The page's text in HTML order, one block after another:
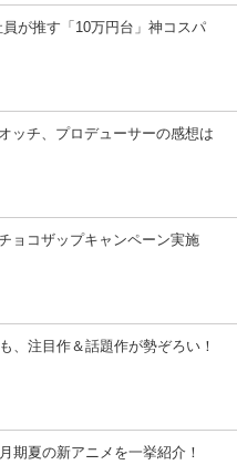
員が推す「10万円台」神コスパ
ッチ、プロデューサーの感想は
ョコザップキャンペーン実施
、注目作＆話題作が勢ぞろい！
期夏の新アニメを一挙紹介！